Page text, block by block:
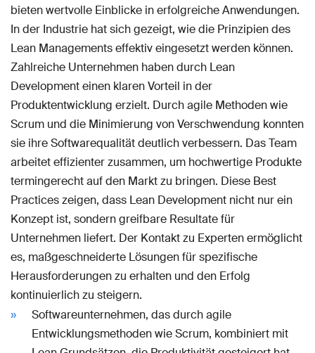
bieten wertvolle Einblicke in erfolgreiche Anwendungen.
In der Industrie hat sich gezeigt, wie die Prinzipien des
Lean Managements effektiv eingesetzt werden können.
Zahlreiche Unternehmen haben durch Lean
Development einen klaren Vorteil in der
Produktentwicklung erzielt. Durch agile Methoden wie
Scrum und die Minimierung von Verschwendung konnten
sie ihre Softwarequalität deutlich verbessern. Das Team
arbeitet effizienter zusammen, um hochwertige Produkte
termingerecht auf den Markt zu bringen. Diese Best
Practices zeigen, dass Lean Development nicht nur ein
Konzept ist, sondern greifbare Resultate für
Unternehmen liefert. Der Kontakt zu Experten ermöglicht
es, maßgeschneiderte Lösungen für spezifische
Herausforderungen zu erhalten und den Erfolg
kontinuierlich zu steigern.
Softwareunternehmen, das durch agile
Entwicklungsmethoden wie Scrum, kombiniert mit